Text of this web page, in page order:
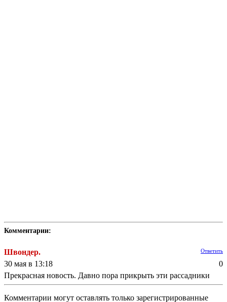
Комментарии:
Швондер. Ответить
0
30 мая в 13:18
Прекрасная новость. Давно пора прикрыть эти рассадники
Комментарии могут оставлять только зарегистрированные